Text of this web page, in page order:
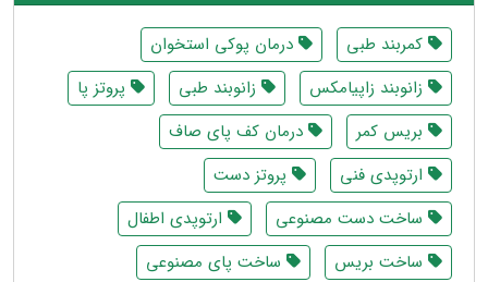
کمربند طبی
درمان پوکی استخوان
زانوبند زاپیامکس
زانوبند طبی
پروتز پا
بریس کمر
درمان کف پای صاف
ارتوپدی فنی
پروتز دست
ساخت دست مصنوعی
ارتوپدی اطفال
ساخت بریس
ساخت پای مصنوعی